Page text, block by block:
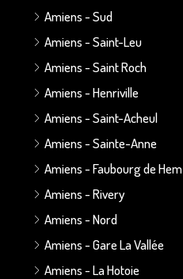
Amiens - Sud
Amiens - Saint-Leu
Amiens - Saint Roch
Amiens - Henriville
Amiens - Saint-Acheul
Amiens - Sainte-Anne
Amiens - Faubourg de Hem
Amiens - Rivery
Amiens - Nord
Amiens - Gare La Vallée
Amiens - La Hotoie